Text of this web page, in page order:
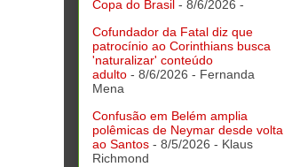
Copa do Brasil - 8/6/2026 -
Cofundador da Fatal diz que
patrocínio ao Corinthians busca
'naturalizar' conteúdo
adulto - 8/6/2026 - Fernanda
Mena
Confusão em Belém amplia
polêmicas de Neymar desde volta
ao Santos - 8/5/2026 - Klaus
Richmond